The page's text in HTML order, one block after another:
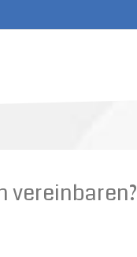
vereinbaren?